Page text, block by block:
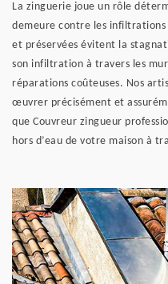
La zinguerie joue un rôle
demeure contre les
et préservées évitent la
son infiltration à travers les
réparations coûteuses. Nos
œuvrer précisément et
que Couvreur zingueur
hors d’eau de votre maison à